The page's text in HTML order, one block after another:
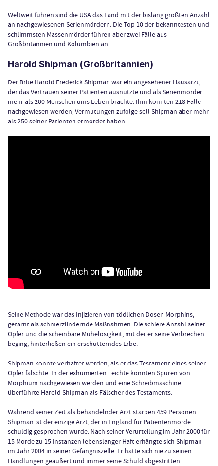
Weltweit führen sind die USA das Land mit der bislang größten Anzahl
an nachgewiesenen Serienmördern. Die Top 10 der bekanntesten und
schlimmsten Massenmörder führen aber zwei Fälle aus
Großbritannien und Kolumbien an.
Harold Shipman (Großbritannien)
Der Brite Harold Frederick Shipman war ein angesehener Hausarzt,
der das Vertrauen seiner Patienten ausnutzte und als Serienmörder
mehr als 200 Menschen ums Leben brachte. Ihm konnten 218 Fälle
nachgewiesen werden, Vermutungen zufolge soll Shipman aber mehr
als 250 seiner Patienten ermordet haben.
Seine Methode war das Injizieren von tödlichen Dosen Morphins,
getarnt als schmerzlindernde Maßnahmen. Die schiere Anzahl seiner
Opfer und die scheinbare Mühelosigkeit, mit der er seine Verbrechen
beging, hinterließen ein erschütterndes Erbe.
Shipman konnte verhaftet werden, als er das Testament eines seiner
Opfer fälschte. In der exhumierten Leichte konnten Spuren von
Morphium nachgewiesen werden und eine Schreibmaschine
überführte Harold Shipman als Fälscher des Testaments.
Während seiner Zeit als behandelnder Arzt starben 459 Personen.
Shipman ist der einzige Arzt, der in England für Patientenmorde
schuldig gesprochen wurde. Nach seiner Verurteilung im Jahr 2000 für
15 Morde zu 15 Instanzen lebenslanger Haft erhängte sich Shipman
im Jahr 2004 in seiner Gefängniszelle. Er hatte sich nie zu seinen
Handlungen geäußert und immer seine Schuld abgestritten.